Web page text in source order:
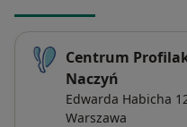
Centrum
Naczyń
Edwarda Habicha
Warszawa